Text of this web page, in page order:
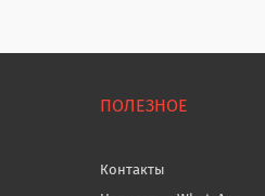
ПОЛЕЗНОЕ
Контакты